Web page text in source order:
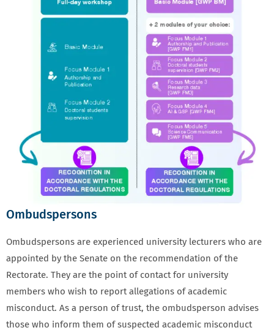
Ombudspersons
Ombudspersons are experienced university lecturers who are
appointed by the Senate on the recommendation of the
Rectorate. They are the point of contact for university
members who wish to report allegations of academic
misconduct. As a person of trust, the ombudsperson advises
those who inform them of suspected academic misconduct